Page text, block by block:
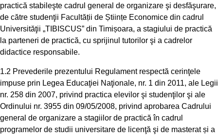
practică stabileşte cadrul general de organizare şi desfăşurare,
de către studenţii Facultății de Științe Economice din cadrul
Universităţii „TIBISCUS” din Timișoara, a stagiului de practică
la parteneri de practică, cu sprijinul tutorilor şi a cadrelor
didactice responsabile.
1.2 Prevederile prezentului Regulament respectă cerinţele
impuse prin Legea Educaţiei Naţionale, nr. 1 din 2011, ale Legii
nr. 258 din 2007, privind practica elevilor şi studenţilor şi ale
Ordinului nr. 3955 din 09/05/2008, privind aprobarea Cadrului
general de organizare a stagiilor de practică în cadrul
programelor de studii universitare de licenţă şi de masterat și a